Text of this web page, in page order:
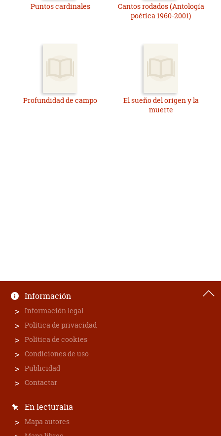
Puntos cardinales
Cantos rodados (Antología
poética 1960-2001)
Profundidad de campo
El sueño del origen y la
muerte
Información
Información legal
Política de privacidad
Política de cookies
Condiciones de uso
Publicidad
Contactar
En lecturalia
Mapa autores